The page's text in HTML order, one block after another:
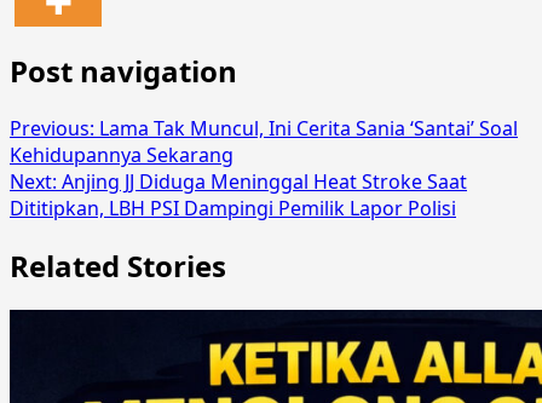
Post navigation
Previous: Lama Tak Muncul, Ini Cerita Sania ‘Santai’ Soal
Kehidupannya Sekarang
Next: Anjing JJ Diduga Meninggal Heat Stroke Saat
Dititipkan, LBH PSI Dampingi Pemilik Lapor Polisi
Related Stories